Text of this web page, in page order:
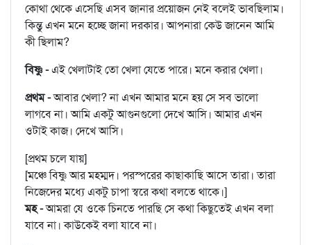
কোথা থেকে এসেছি এসব জানার প্রয়োজন নেই বলেই ভাবছিলাম।
কিন্তু এখন মনে হচ্ছে জানা দরকার। আপনারা কেউ জানেন আমি
কী ছিলাম?
বিষ্ণু -এই খেলাটাই তো খেলা যেতে পারে। মনে করার খেলা।
প্রথম -আবার খেলা? না এখন আমার মনে হয় সে সব ভালো
লাগবে না। আমি একটু আগুনগুলো দেখে আসি। আমার এখন
ওটাই কাজ। দেখে আসি।
[প্রথম চলে যায়]
[মঞ্চে বিষ্ণু আর মহম্মদ। পরস্পরের কাছাকাছি আসে তারা। তারা
নিজেদের মধ্যে একটু চাপা স্বরে কথা বলতে থাকে।]
মহ -আমরা যে ওকে চিনতে পারছি সে কথা কিছুতেই এখন বলা
যাবে না। কাউকেই বলা যাবে না।